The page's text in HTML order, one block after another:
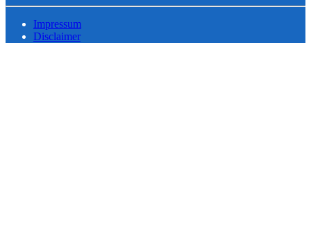
Impressum
Disclaimer